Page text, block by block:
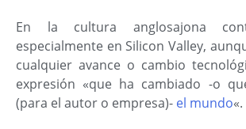
En la cultura anglosajona
especialmente en Silicon Valley,
cualquier avance o cambio
expresión «que ha cambiado -o
(para el autor o empresa)- el mundo«.